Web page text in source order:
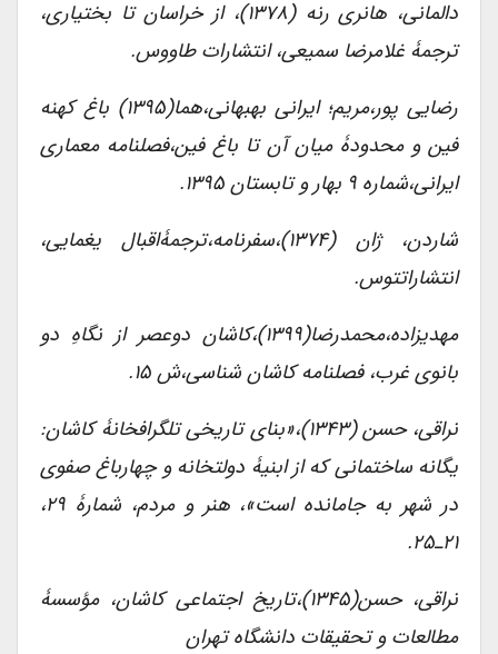
دالمانی، هانری رنه (۱۳۷۸)، از خراسان تا بختیاری،
ترجمۀ غلامرضا سمیعی، انتشارات طاووس.
رضایی پور،مریم؛ ایرانی بهبهانی،هما(۱۳۹۵) باغ
کهنه
فین و محدودۀ میان آن تا باغ فین،فصلنامه معماری
ایرانی،شماره ۹ بهار و تابستان ۱۳۹۵.
شاردن، ژان (۱۳۷۴)،سفرنامه،ترجمۀاقبال یغمایی،
انتشاراتتوس.
مهدیزاده،محمدرضا(۱۳۹۹)،کاشان دوعصر از نگاهِ دو
بانوی غرب، فصلنامه کاشان شناسی،ش ۱۵.
نراقی، حسن (۱۳۴۳)،«بنای تاریخی تلگرافخانۀ کاشان:
یگانه ساختمانی که از ابنیۀ دولتخانه و چهارباغ صفوی
در شهر به جامانده است»، هنر و مردم، شمارۀ ۲۹،
۲۱ـ۲۵.
نراقی، حسن(۱۳۴۵)،تاریخ اجتماعی کاشان، مؤسسۀ
مطالعات و تحقیقات دانشگاه تهران